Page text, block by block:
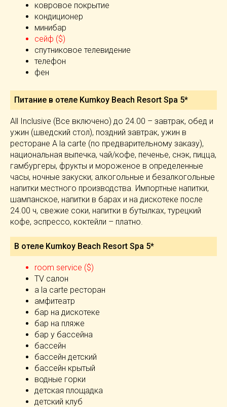
ковровое покрытие
кондиционер
минибар
сейф ($)
спутниковое телевидение
телефон
фен
Питание в отеле Kumkoy Beach Resort Spa 5*
All Inclusive (Все включено) до 24.00 – завтрак, обед и
ужин (шведский стол), поздний завтрак, ужин в
ресторане A la carte (по предварительному заказу),
национальная выпечка, чай/кофе, печенье, снэк, пицца,
гамбургеры, фрукты и мороженое в определенные
часы, ночные закуски; алкогольные и безалкогольные
напитки местного производства. Импортные напитки,
шампанское, напитки в барах и на дискотеке после
24.00 ч, свежие соки, напитки в бутылках, турецкий
кофе, эспрессо, коктейли – платно.
В отеле Kumkoy Beach Resort Spa 5*
room service ($)
TV салон
а la carte ресторан
амфитеатр
бар на дискотеке
бар на пляже
бар у бассейна
бассейн
бассейн детский
бассейн крытый
водные горки
детская площадка
детский клуб